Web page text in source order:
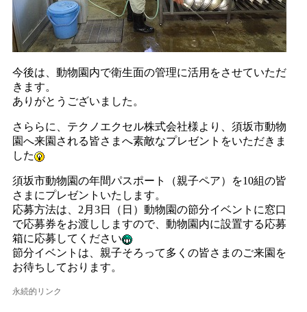
今後は、動物園内で衛生面の管理に活用をさせていただ
きます。
ありがとうございました。
さららに、テクノエクセル株式会社様より、須坂市動物
園へ来園される皆さまへ素敵なプレゼントをいただきま
した
須坂市動物園の年間パスポート（親子ペア）を10組の皆
さまにプレゼントいたします。
応募方法は、2月3日（日）動物園の節分イベントに窓口
で応募券をお渡ししますので、動物園内に設置する応募
箱に応募してください
節分イベントは、親子そろって多くの皆さまのご来園を
お待ちしております。
永続的リンク